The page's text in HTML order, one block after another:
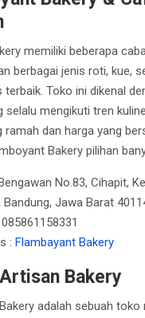
memiliki beberapa
berbagai jenis roti, kue,
terbaik. Toko ini dikenal
selalu mengikuti tren
ramah dan harga yang
Bakery pilihan
No.83, Cihapit,
Jawa Barat
: Flambayant Bakery
Bakery
adalah sebuah toko